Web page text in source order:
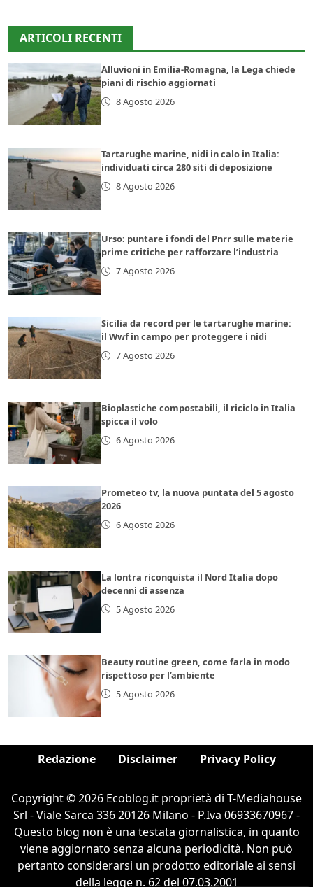
ARTICOLI RECENTI
Alluvioni in Emilia-Romagna, la Lega chiede
piani di rischio aggiornati
8 Agosto 2026
Tartarughe marine, nidi in calo in Italia:
individuati circa 280 siti di deposizione
8 Agosto 2026
Urso: puntare i fondi del Pnrr sulle materie
prime critiche per rafforzare l’industria
7 Agosto 2026
Sicilia da record per le tartarughe marine:
il Wwf in campo per proteggere i nidi
7 Agosto 2026
Bioplastiche compostabili, il riciclo in Italia
spicca il volo
6 Agosto 2026
Prometeo tv, la nuova puntata del 5 agosto
2026
6 Agosto 2026
La lontra riconquista il Nord Italia dopo
decenni di assenza
5 Agosto 2026
Beauty routine green, come farla in modo
rispettoso per l’ambiente
5 Agosto 2026
Redazione Disclaimer Privacy Policy
Copyright © 2026 Ecoblog.it proprietà di T-Mediahouse
Srl - Viale Sarca 336 20126 Milano - P.Iva 06933670967 -
Questo blog non è una testata giornalistica, in quanto
viene aggiornato senza alcuna periodicità. Non può
pertanto considerarsi un prodotto editoriale ai sensi
della legge n. 62 del 07.03.2001